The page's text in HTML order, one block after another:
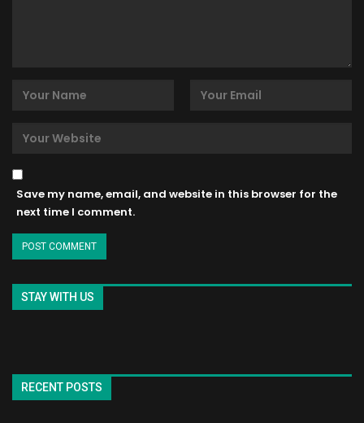
Save my name, email, and website in this browser for the
next time I comment.
STAY WITH US
RECENT POSTS